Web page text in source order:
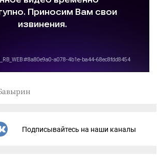
Подписывайтесь на наши каналы